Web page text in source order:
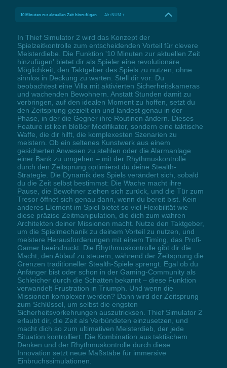
10 Minuten zur aktuellen Zeit hinzufügen Alt+NUM +
In Thief Simulator 2 wird das Konzept der
Spielzeitkontrolle zum entscheidenden Vorteil für clevere
Meisterdiebe. Die Funktion '10 Minuten zur aktuellen Zeit
hinzufügen' bietet dir als Spieler eine revolutionäre
Möglichkeit, den Taktgeber des Spiels zu nutzen, ohne
sinnlos in Deckung zu warten. Stell dir vor: Du
beobachtest eine Villa mit aktivierten Sicherheitskameras
und wachenden Bewohnern. Anstatt Stunden damit zu
verbringen, auf den idealen Moment zu hoffen, setzt du
den Zeitsprung gezielt ein und landest genau in der
Phase, in der die Gegner ihre Routinen ändern. Dieses
Feature ist kein bloßer Modifikator, sondern eine taktische
Waffe, die dir hilft, die komplexesten Szenarien zu
meistern. Ob ein seltenes Kunstwerk aus einem
gesicherten Anwesen zu stehlen oder die Alarmanlage
einer Bank zu umgehen – mit der Rhythmuskontrolle
durch den Zeitsprung optimierst du deine Stealth-
Strategie. Die Dynamik des Spiels verändert sich, sobald
du die Zeit selbst bestimmst: Die Wache macht ihre
Pause, die Bewohner ziehen sich zurück, und die Tür zum
Tresor öffnet sich genau dann, wenn du bereit bist. Kein
anderes Element im Spiel bietet so viel Flexibilität wie
diese präzise Zeitmanipulation, die dich zum wahren
Architekten deiner Missionen macht. Nutze den Taktgeber,
um die Spielmechanik zu deinem Vorteil zu nutzen, und
meistere Herausforderungen mit einem Timing, das Profi-
Gamer beeindruckt. Die Rhythmuskontrolle gibt dir die
Macht, den Ablauf zu steuern, während der Zeitsprung die
Grenzen traditioneller Stealth-Spiele sprengt. Egal ob du
Anfänger bist oder schon in der Gaming-Community als
Schleicher durch die Schatten bekannt – diese Funktion
verwandelt Frustration in Triumph. Und wenn die
Missionen komplexer werden? Dann wird der Zeitsprung
zum Schlüssel, um selbst die engsten
Sicherheitsvorkehrungen auszutricksen. Thief Simulator 2
erlaubt dir, die Zeit als Verbündeten einzusetzen, und
macht dich so zum ultimativen Meisterdieb, der jede
Situation kontrolliert. Die Kombination aus taktischem
Denken und der Rhythmuskontrolle durch diese
Innovation setzt neue Maßstäbe für immersive
Einbruchssimulationen.